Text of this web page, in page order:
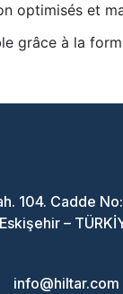
optimisés et
grâce à la
104. Cadde
Eskişehir –
info@hiltar.com